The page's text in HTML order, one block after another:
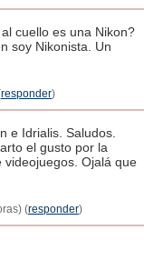
cuello es una Nikon?
soy Nikonista. Un
responder)
e Idrialis. Saludos.
el gusto por la
videojuegos. Ojalá que
(responder)